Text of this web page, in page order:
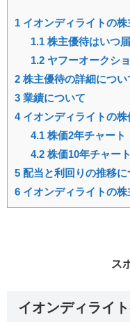
1 イオンディライトの
1.1株主優待はいつ
1.2ヤフーオークシ
2 株主優待の詳細につい
3 業績について
4イオンディライトの株
4.1株価2年チャート
4.2株価10年チャート
5 配当と利回りの推移に
6 イオンディライトの
ス
イオンディライ